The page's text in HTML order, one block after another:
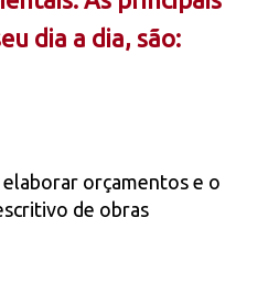
dia a dia, são:
elaborar orçamentos e o
de obras